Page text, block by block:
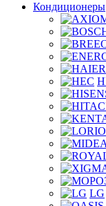
Кондиционеры
LG